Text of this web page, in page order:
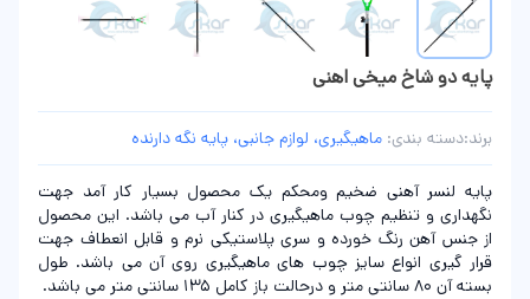
پایه دو شاخ میخی اهنی
برند:دسته بندی: ماهیگیری، لوازم جانبی، پایه نگه دارنده
پایه لنسر آهنی ضخیم ومحکم یک محصول بسیار کار آمد جهت
نگهداری و تنظیم چوب ماهیگیری در کنار آب می باشد. این محصول
از جنس آهن رنگ خورده و سری پلاستیکی نرم و قابل انعطاف جهت
قرار گیری انواع سایز چوب های ماهیگیری روی آن می باشد. طول
بسته آن 80 سانتی متر و درحالت باز کامل 135 سانتی متر می باشد.